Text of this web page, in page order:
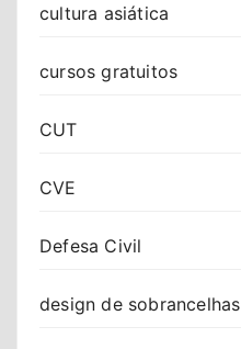
cultura asiática
cursos gratuitos
CUT
CVE
Defesa Civil
design de sobrancelhas